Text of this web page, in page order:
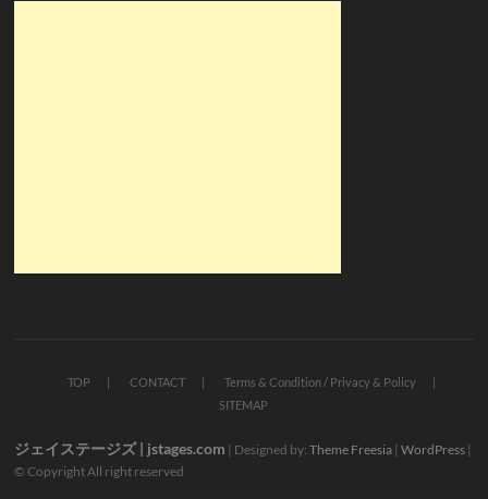
TOP CONTACT
Terms & Condition / Privacy & Policy
SITEMAP
ジェイステージズ | jstages.com | Designed by:Theme Freesia |WordPress |
© Copyright All right reserved